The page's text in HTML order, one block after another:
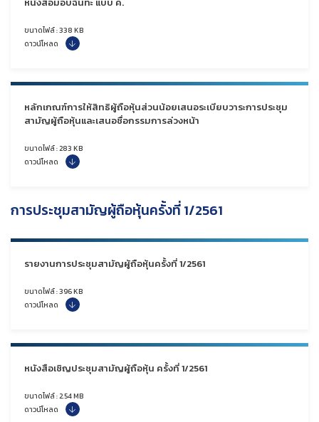
ขนาดไฟล์ : 338 KB
ดาวน์โหลด
หลักเกณฑ์การให้สิทธิผู้ถือหุ้นส่วนน้อยเสนอระเบียบวาระการประชุม
สามัญผู้ถือหุ้นและเสนอชื่อกรรมการล่วงหน้า
ขนาดไฟล์ : 283 KB
ดาวน์โหลด
การประชุมสามัญผู้ถือหุ้นครั้งที่ 1/2561
รายงานการประชุมสามัญผู้ถือหุ้นครั้งที่ 1/2561
ขนาดไฟล์ : 396 KB
ดาวน์โหลด
หนังสือเชิญประชุมสามัญผู้ถือหุ้น ครั้งที่ 1/2561
ขนาดไฟล์ : 2.54 MB
ดาวน์โหลด